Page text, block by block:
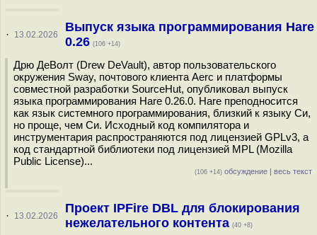
· 13.02.2026
Выпуск языка программирования Hare
0.26 (106 +14)
Дрю ДеВолт (Drew DeVault), автор пользовательского
окружения Sway, почтового клиента Aerc и платформы
совместной разработки SourceHut, опубликовал выпуск
языка программирования Hare 0.26.0. Hare преподносится
как язык системного программирования, близкий к языку Си,
но проще, чем Си. Исходный код компилятора и
инструментария распространяются под лицензией GPLv3, а
код стандартной библиотеки под лицензией MPL (Mozilla
Public License)...
(106 +14) обсуждение | весь текст
· 13.02.2026
Проект IPFire DBL для блокирования
нежелательного контента (40 +8)